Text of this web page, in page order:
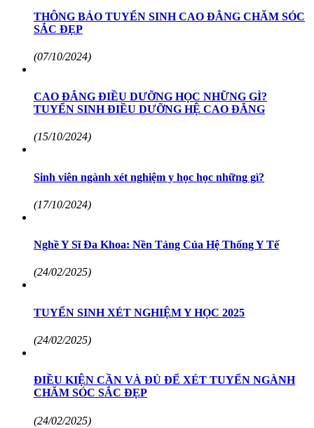
THÔNG BÁO TUYỂN SINH CAO ĐẲNG CHĂM SÓC
SẮC ĐẸP
(07/10/2024)
CAO ĐẲNG ĐIỀU DƯỠNG HỌC NHỮNG GÌ?
TUYỂN SINH ĐIỀU DƯỠNG HỆ CAO ĐẲNG
(15/10/2024)
Sinh viên ngành xét nghiệm y học học những gì?
(17/10/2024)
Nghề Y Sĩ Đa Khoa: Nền Tảng Của Hệ Thống Y Tế
(24/02/2025)
TUYỂN SINH XÉT NGHIỆM Y HỌC 2025
(24/02/2025)
ĐIỀU KIỆN CẦN VÀ ĐỦ ĐỂ XÉT TUYỂN NGÀNH
CHĂM SÓC SẮC ĐẸP
(24/02/2025)